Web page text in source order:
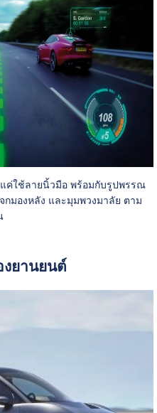
แค่ใช้ลายนิ้วมือ พร้อมกับรูปพรรณ
มองหลัง และมุมพวงมาลัย ตาม
งยานยนต์